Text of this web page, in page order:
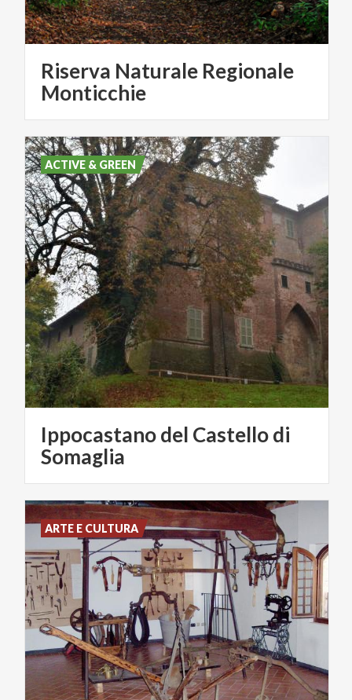
Riserva Naturale Regionale
Monticchie
Ippocastano del Castello di
Somaglia
ACTIVE & GREEN
ARTE E CULTURA